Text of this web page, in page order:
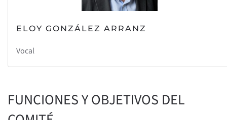
ELOY GONZÁLEZ ARRANZ
Vocal
FUNCIONES Y OBJETIVOS DEL